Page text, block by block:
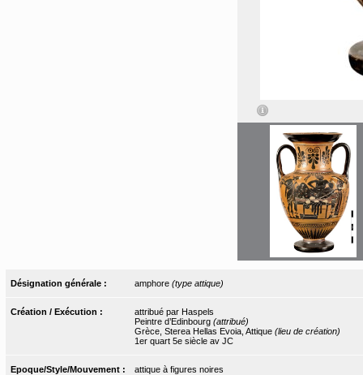
Désignation générale : amphore (type attique)
Création / Exécution :
attribué par Haspels
Peintre d’Edinbourg (attribué)
Grèce, Sterea Hellas Evoia, Attique (lieu de création)
1er quart 5e siècle av JC
Epoque/Style/Mouvement : attique à figures noires